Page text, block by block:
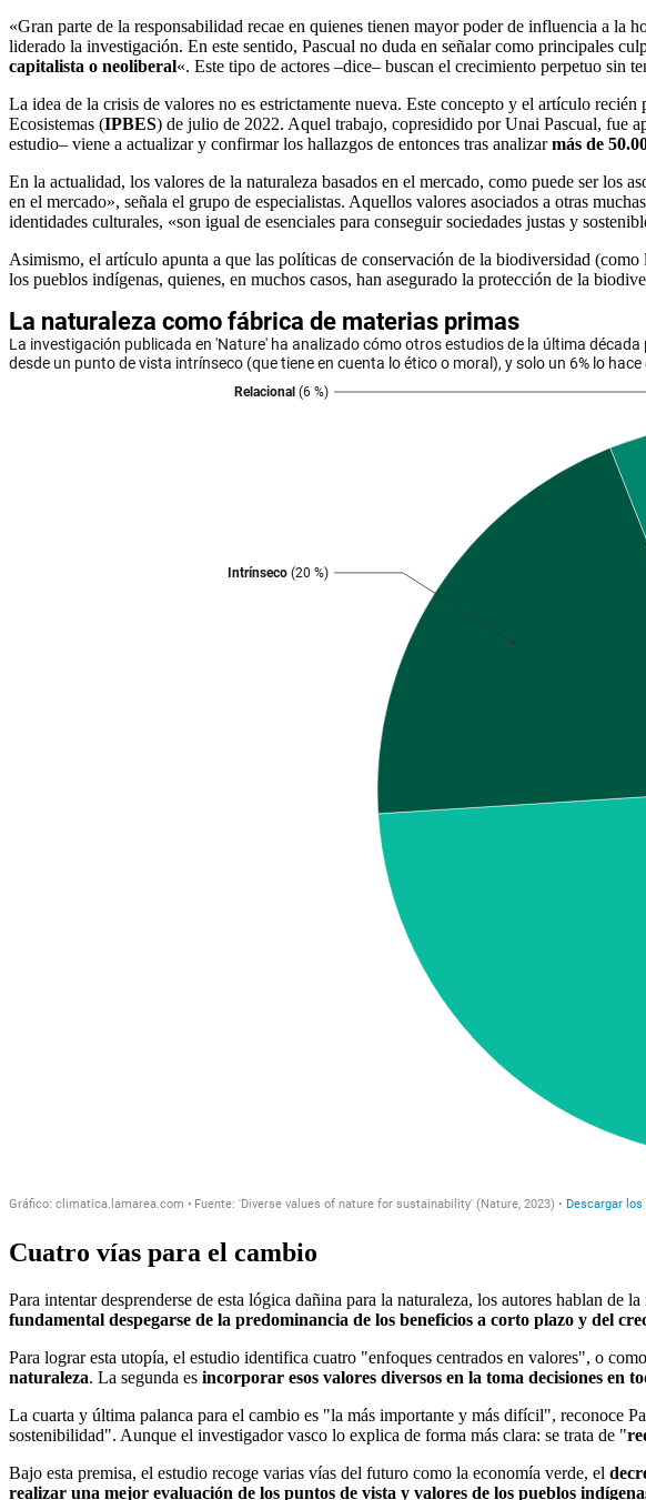
«Gran parte de la responsabilidad recae en quienes tienen mayor poder de influencia a la
liderado la investigación. En este sentido, Pascual no duda en señalar como principales
capitalista o neoliberal«. Este tipo de actores –dice– buscan el crecimiento perpetuo sin
La idea de la crisis de valores no es estrictamente nueva. Este concepto y el artículo
Ecosistemas (IPBES) de julio de 2022. Aquel trabajo, copresidido por Unai Pascual, fue
estudio– viene a actualizar y confirmar los hallazgos de entonces tras analizarmás de
En la actualidad, los valores de la naturaleza basados en el mercado, como puede ser los
en el mercado», señala el grupo de especialistas. Aquellos valores asociados a otras
identidades culturales, «son igual de esenciales para conseguir sociedades justas y
Asimismo, el artículo apunta a que las políticas de conservación de la biodiversidad
los pueblos indígenas, quienes, en muchos casos, han asegurado la protección de la
Cuatro vías para el cambio
Para intentar desprenderse de esta lógica dañina para la naturaleza, los autores hablan de
fundamental despegarse de la predominancia de los beneficios a corto plazo y del
Para lograr esta utopía, el estudio identifica cuatro "enfoques centrados en valores", o
naturaleza. La segunda es incorporar esos valores diversos en la toma decisiones en
La cuarta y última palanca para el cambio es "la más importante y más difícil", reconoce
sostenibilidad". Aunque el investigador vasco lo explica de forma más clara: se trata de "
Bajo esta premisa, el estudio recoge varias vías del futuro como la economía verde, el
realizar una mejor evaluación de los puntos de vista y valores de los pueblos